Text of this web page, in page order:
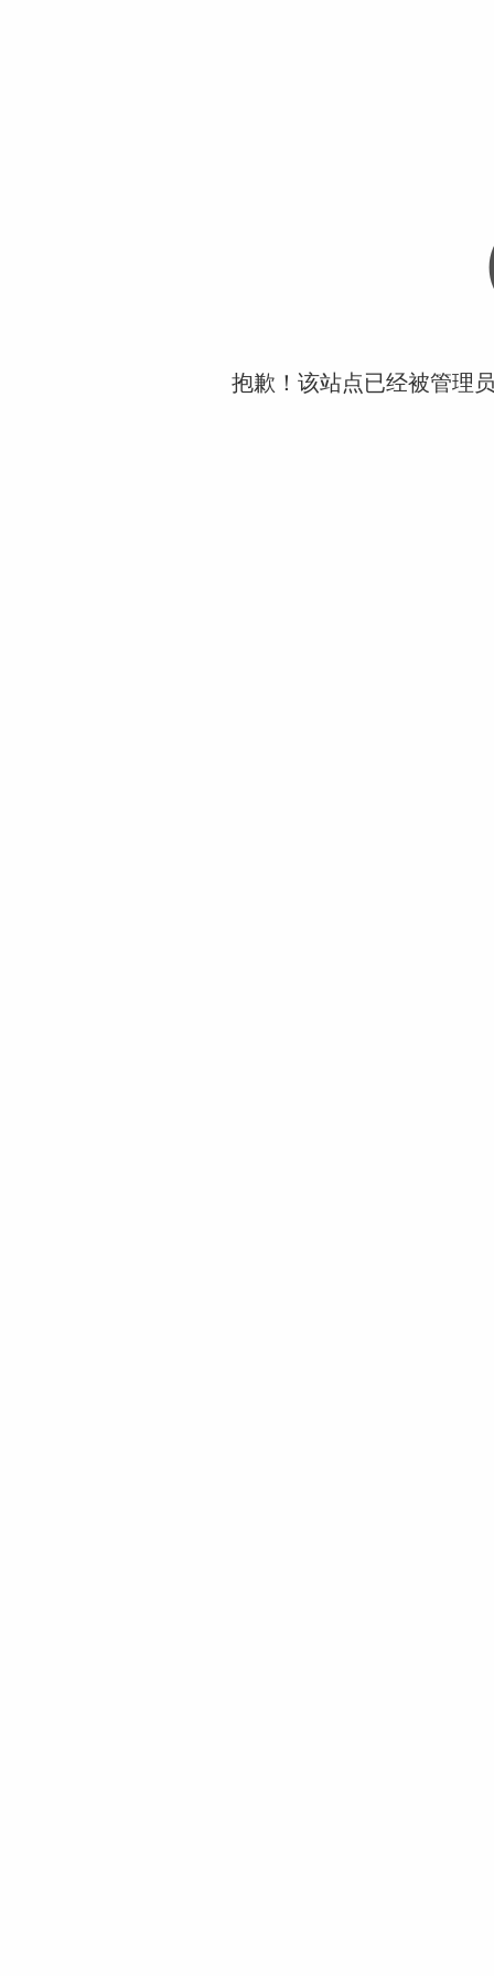
抱歉！该站点已经被管理